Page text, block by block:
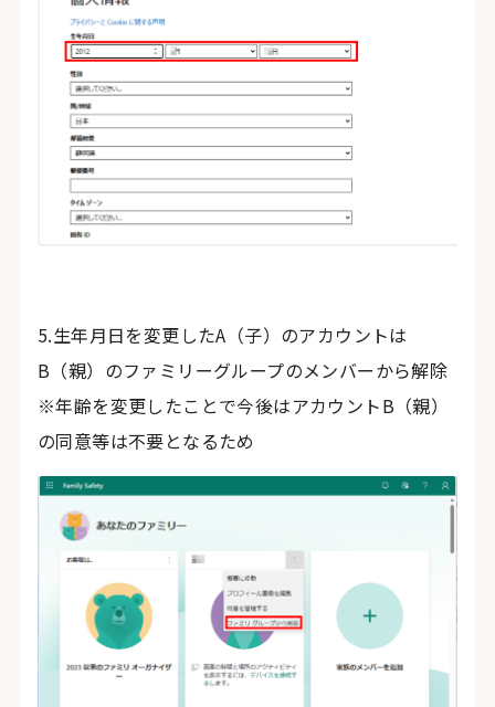
5.生年月日を変更したA（子）のアカウントは
B（親）のファミリーグループのメンバーから解除
※年齢を変更したことで今後はアカウントB（親）
の同意等は不要となるため